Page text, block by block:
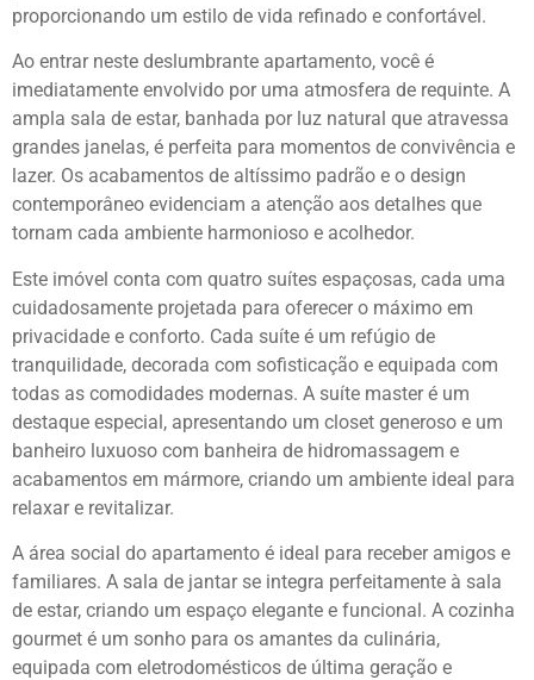
proporcionando um estilo de vida refinado e confortável.
Ao entrar neste deslumbrante apartamento, você é
imediatamente envolvido por uma atmosfera de requinte. A
ampla sala de estar, banhada por luz natural que atravessa
grandes janelas, é perfeita para momentos de convivência e
lazer. Os acabamentos de altíssimo padrão e o design
contemporâneo evidenciam a atenção aos detalhes que
tornam cada ambiente harmonioso e acolhedor.
Este imóvel conta com quatro suítes espaçosas, cada uma
cuidadosamente projetada para oferecer o máximo em
privacidade e conforto. Cada suíte é um refúgio de
tranquilidade, decorada com sofisticação e equipada com
todas as comodidades modernas. A suíte master é um
destaque especial, apresentando um closet generoso e um
banheiro luxuoso com banheira de hidromassagem e
acabamentos em mármore, criando um ambiente ideal para
relaxar e revitalizar.
A área social do apartamento é ideal para receber amigos e
familiares. A sala de jantar se integra perfeitamente à sala
de estar, criando um espaço elegante e funcional. A cozinha
gourmet é um sonho para os amantes da culinária,
equipada com eletrodomésticos de última geração e